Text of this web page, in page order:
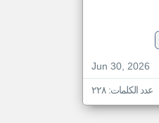
Jun 30, 2026
عدد الكلمات: ٢٢٨